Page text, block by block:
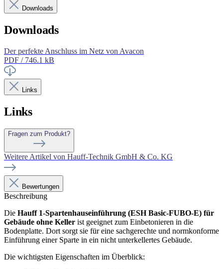
Downloads
Downloads
Der perfekte Anschluss im Netz von Avacon
PDF / 746.1 kB
Links
Links
Fragen zum Produkt?
Weitere Artikel von Hauff-Technik GmbH & Co. KG
Bewertungen
Beschreibung
Die Hauff 1-Spartenhauseinführung (ESH Basic-FUBO-E) für
Gebäude ohne Keller ist geeignet zum Einbetonieren in die
Bodenplatte. Dort sorgt sie für eine sachgerechte und normkonforme
Einführung einer Sparte in ein nicht unterkellertes Gebäude.
Die wichtigsten Eigenschaften im Überblick: